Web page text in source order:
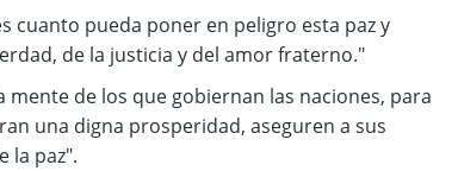
cuanto pueda poner en peligro esta paz y
de la justicia y del amor fraterno."
mente de los que gobiernan las naciones, para
una digna prosperidad, aseguren a sus
la paz".